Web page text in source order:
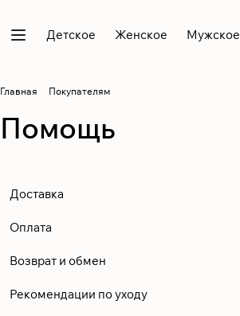
Детское Женское Мужское
Главная Покупателям
Помощь
Доставка
Оплата
Возврат и обмен
Рекомендации по уходу